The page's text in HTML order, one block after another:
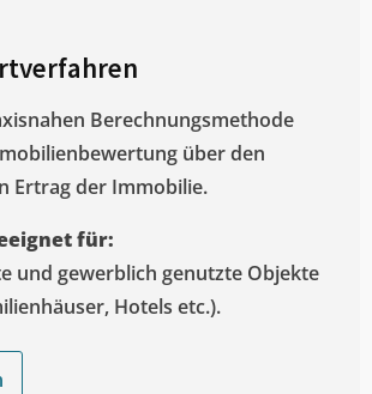
Berechnungsmethode
über den
Ertrag der Immobilie.
für:
und gewerblich genutzte Objekte
Hotels etc.).